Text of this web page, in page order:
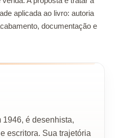
aplicada ao livro: autoria
documentação e
é desenhista,
escritora. Sua trajetória